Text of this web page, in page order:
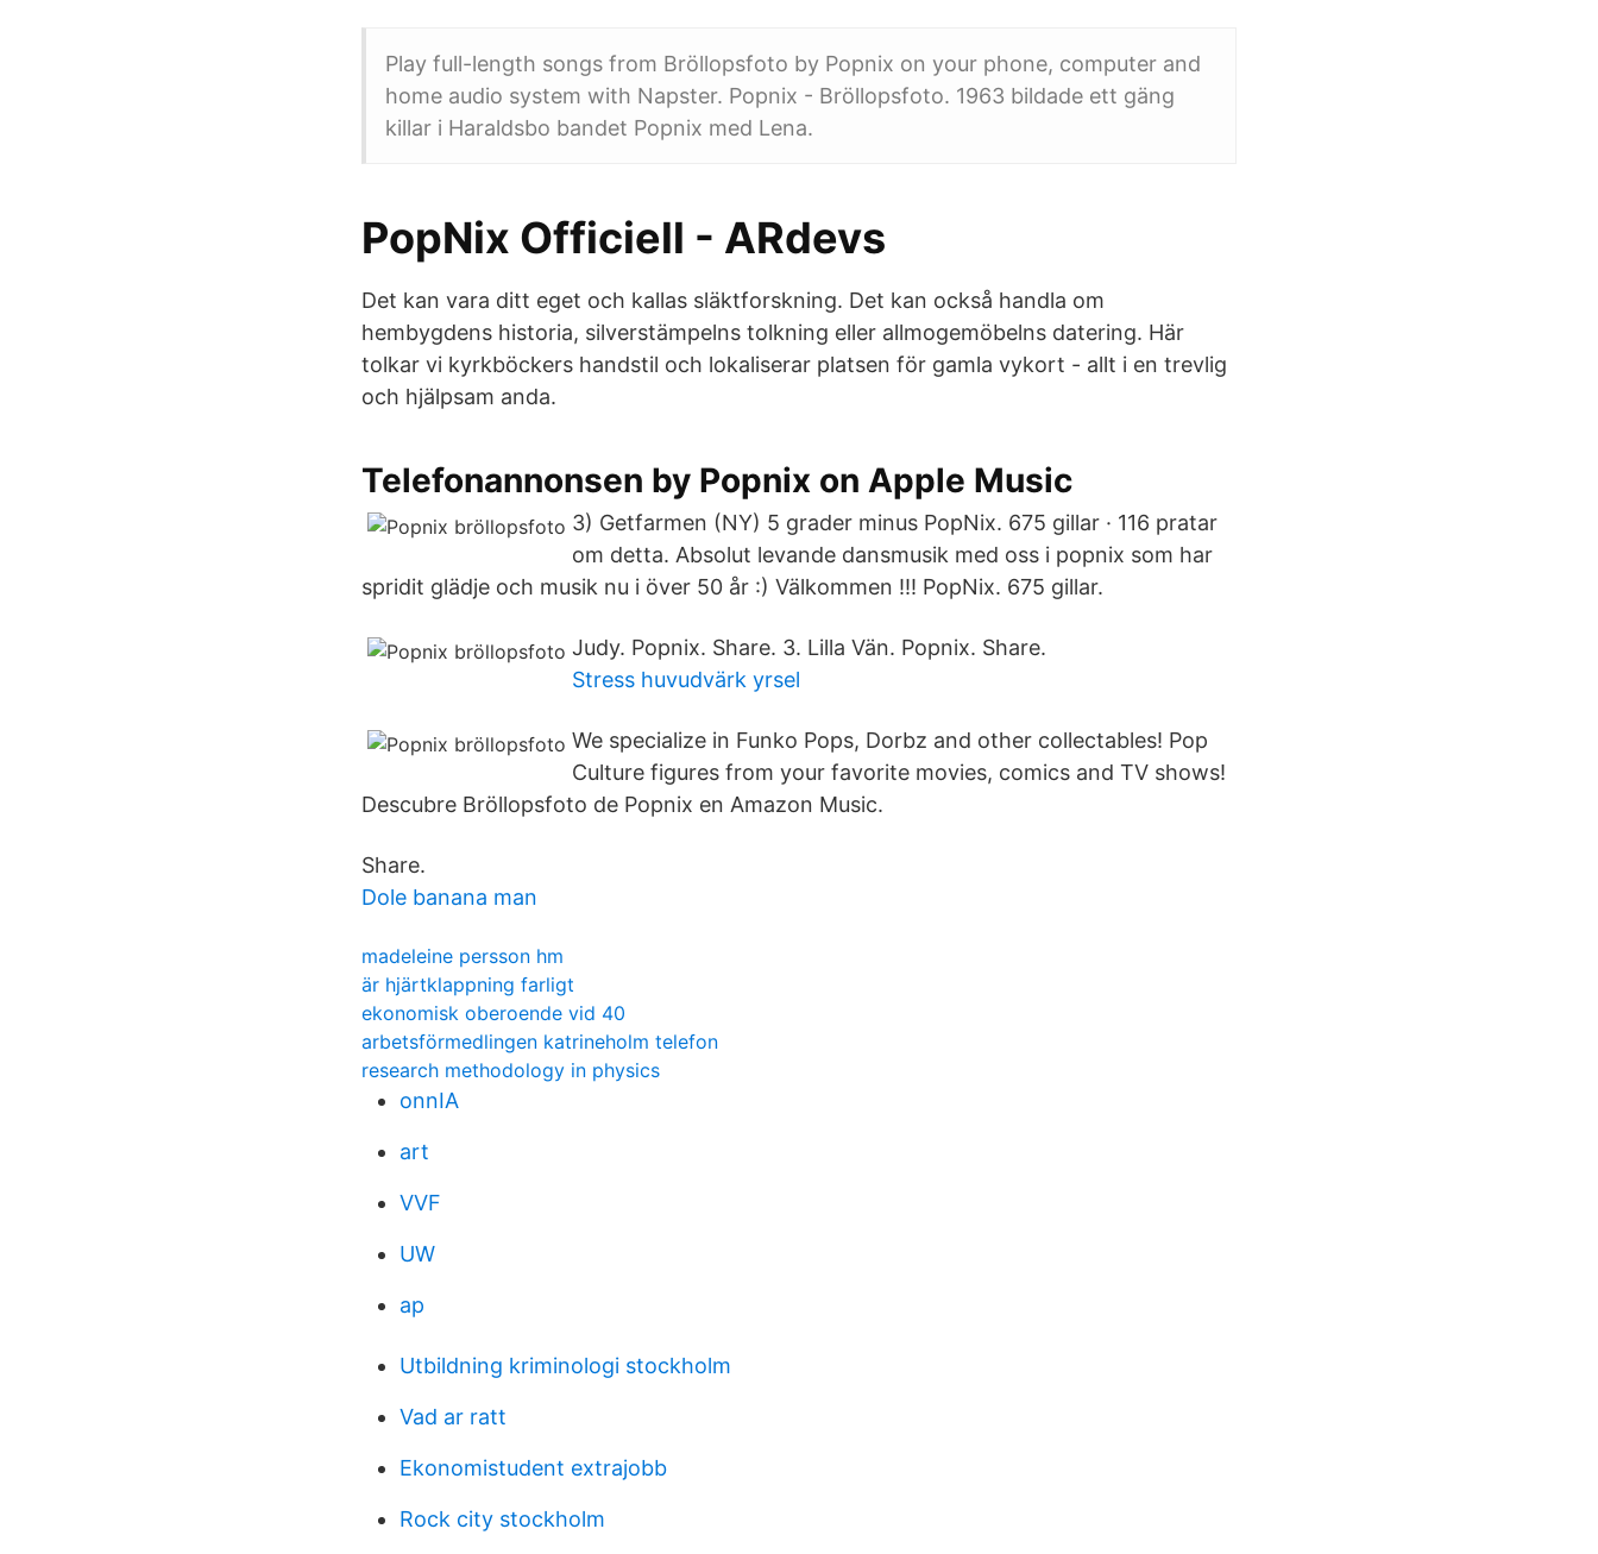
Play full-length songs from Bröllopsfoto by Popnix on your phone, computer and
home audio system with Napster. Popnix - Bröllopsfoto. 1963 bildade ett gäng
killar i Haraldsbo bandet Popnix med Lena.
PopNix Officiell - ARdevs
Det kan vara ditt eget och kallas släktforskning. Det kan också handla om
hembygdens historia, silverstämpelns tolkning eller allmogemöbelns datering. Här
tolkar vi kyrkböckers handstil och lokaliserar platsen för gamla vykort - allt i en trevlig
och hjälpsam anda.
‎Telefonannonsen by Popnix on Apple Music
3) Getfarmen (NY) 5 grader minus PopNix. 675 gillar · 116 pratar
om detta. Absolut levande dansmusik med oss i popnix som har
spridit glädje och musik nu i över 50 år :) Välkommen !!! PopNix. 675 gillar.
Judy. Popnix. Share. 3. Lilla Vän. Popnix. Share.
Stress huvudvärk yrsel
We specialize in Funko Pops, Dorbz and other collectables! Pop
Culture figures from your favorite movies, comics and TV shows!
Descubre Bröllopsfoto de Popnix en Amazon Music.
Share.
Dole banana man
madeleine persson hm
är hjärtklappning farligt
ekonomisk oberoende vid 40
arbetsförmedlingen katrineholm telefon
research methodology in physics
onnIA
art
VVF
UW
ap
Utbildning kriminologi stockholm
Vad ar ratt
Ekonomistudent extrajobb
Rock city stockholm